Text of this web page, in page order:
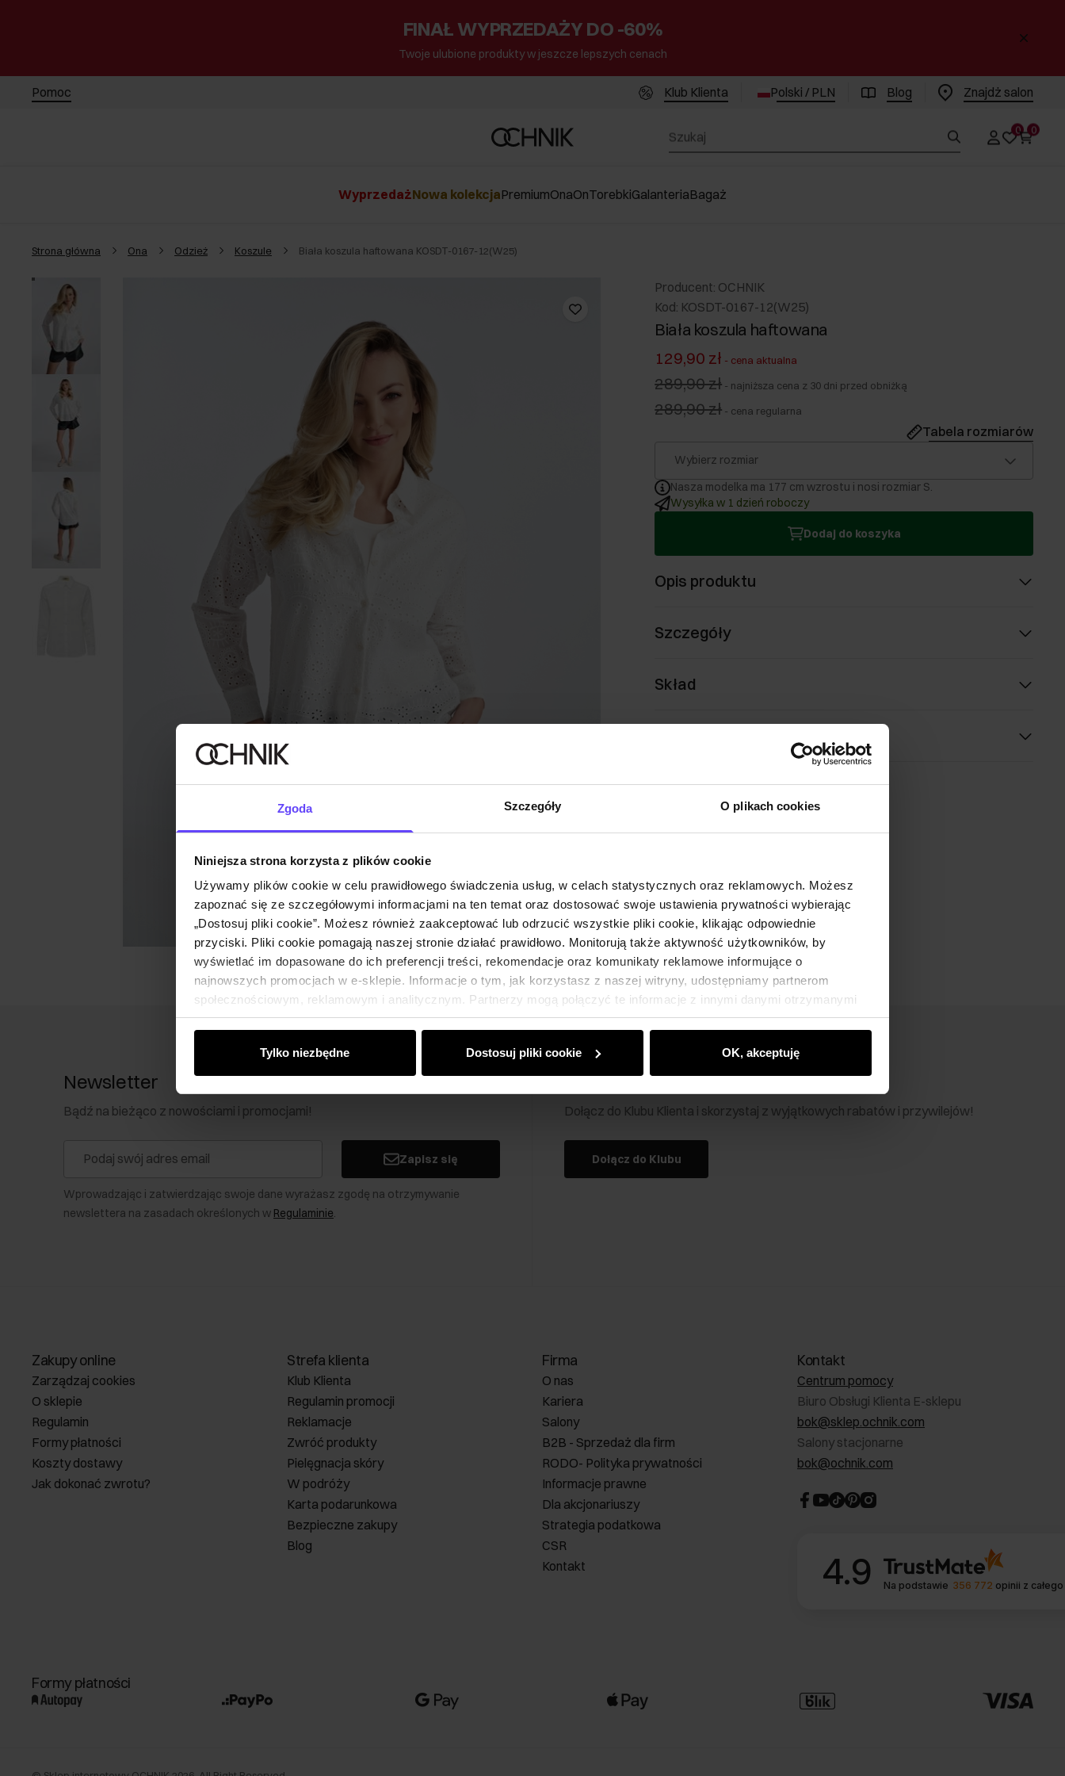
Zgoda Szczegóły O plikach cookies
Niniejsza strona korzysta z plików cookie
Używamy plików cookie w celu prawidłowego świadczenia usług, w celach statystycznych oraz reklamowych. Możesz
zapoznać się ze szczegółowymi informacjami na ten temat oraz dostosować swoje ustawienia prywatności wybierając
„Dostosuj pliki cookie”. Możesz również zaakceptować lub odrzucić wszystkie pliki cookie, klikając odpowiednie
przyciski. Pliki cookie pomagają naszej stronie działać prawidłowo. Monitorują także aktywność użytkowników, by
wyświetlać im dopasowane do ich preferencji treści, rekomendacje oraz komunikaty reklamowe informujące o
najnowszych promocjach w e-sklepie. Informacje o tym, jak korzystasz z naszej witryny, udostępniamy partnerom
społecznościowym, reklamowym i analitycznym. Partnerzy mogą połączyć te informacje z innymi danymi otrzymanymi
od Ciebie lub uzyskanymi podczas korzystania z ich usług.
Tylko niezbędne Dostosuj pliki cookie OK, akceptuję
FINAŁ WYPRZEDAŻY DO -60%
Twoje ulubione produkty w jeszcze lepszych cenach
Pomoc Klub Klienta Polski / PLN Blog Znajdż salon
0 0
WyprzedażNowa kolekcjaPremiumOnaOnTorebkiGalanteriaBagaż
Strona główna Ona Odzież Koszule Biała koszula haftowana KOSDT-0167-12(W25)
Producent: OCHNIK
Kod: KOSDT-0167-12(W25)
Biała koszula haftowana
129,90 zł - cena aktualna
289,90 zł - najniższa cena z 30 dni przed obniżką
289,90 zł - cena regularna
Tabela rozmiarów
Wybierz rozmiar
Nasza modelka ma 177 cm wzrostu i nosi rozmiar S.
Wysyłka w 1 dzień roboczy
Dodaj do koszyka
Opis produktu
Szczegóły
Skład
Newsletter
Bądź na bieżąco z nowościami i promocjami!
Zapisz się
Wprowadzając i zatwierdzając swoje dane wyrażasz zgodę na otrzymywanie
newslettera na zasadach określonych w Regulaminie.
Klub Klienta Ochnik
Dołącz do Klubu Klienta i skorzystaj z wyjątkowych rabatów i przywilejów!
Dołącz do Klubu
Zakupy online
Zarządzaj cookies
O sklepie
Regulamin
Formy płatności
Koszty dostawy
Jak dokonać zwrotu?
Strefa klienta
Klub Klienta
Regulamin promocji
Reklamacje
Zwróć produkty
Pielęgnacja skóry
W podróży
Karta podarunkowa
Bezpieczne zakupy
Blog
Firma
O nas
Kariera
Salony
B2B - Sprzedaż dla firm
RODO- Polityka prywatności
Informacje prawne
Dla akcjonariuszy
Strategia podatkowa
CSR
Kontakt
Kontakt
Centrum pomocy
Biuro Obsługi Klienta E-sklepu
bok@sklep.ochnik.com
Salony stacjonarne
bok@ochnik.com
4.9 Na podstawie 356 772 opinii z
Formy płatności